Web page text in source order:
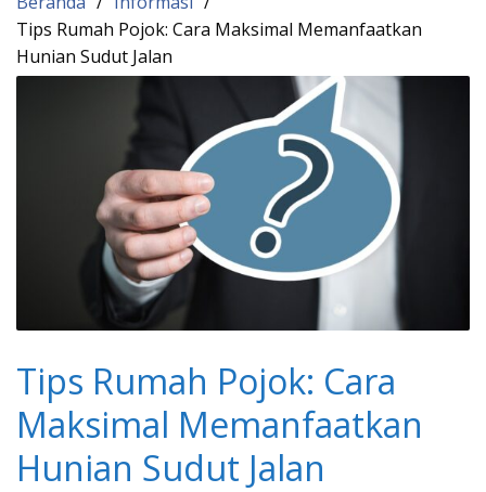
Tips Rumah Pojok: Cara Maksimal Memanfaatkan
Hunian Sudut Jalan
Tips Rumah Pojok: Cara
Maksimal Memanfaatkan
Hunian Sudut Jalan